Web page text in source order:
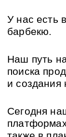
У нас есть
барбекю.
Наш путь
поиска
и создания
Сегодня